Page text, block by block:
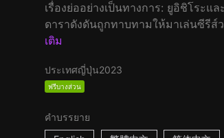
เรื่องย่ออย่างเป็นทางการ: ยูอิชิโระแ
ดาราดังดันถูกทาบทามให้มาเล่นซีรีส์
เติม
ประเทศญี่ปุ่น2023
ฟรีบางส่วน
คำบรรยาย